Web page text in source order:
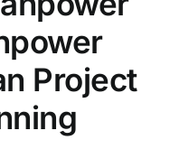
Project